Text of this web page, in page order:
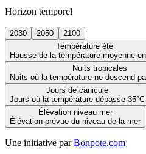
Horizon temporel
2030 2050
2100
Température été
Hausse de la température moyenne
Nuits tropicales
Nuits où la température ne descend
Jours de canicule
Jours où la température dépasse 35°C
Élévation niveau mer
Élévation prévue du niveau de la mer
Une initiative par Bonpote.com